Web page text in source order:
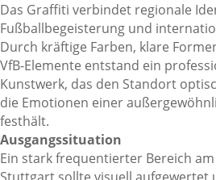
Das Graffiti verbindet regionale
Fußballbegeisterung und
Durch kräftige Farben, klare
VfB-Elemente entstand ein
Kunstwerk, das den Standort
die Emotionen einer
festhält.
Ausgangssituation
Ein stark frequentierter Bereich